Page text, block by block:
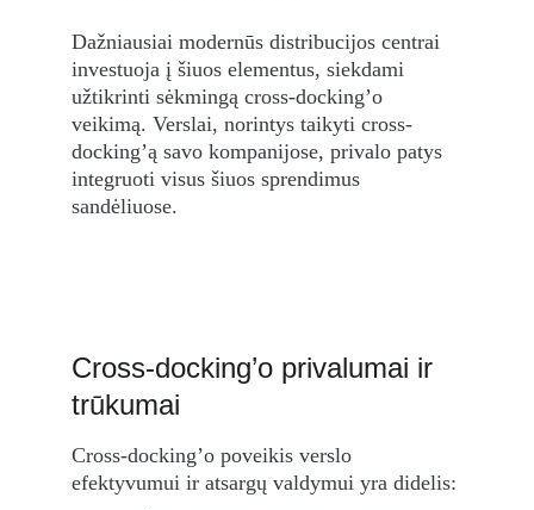
Dažniausiai modernūs distribucijos centrai
investuoja į šiuos elementus, siekdami
užtikrinti sėkmingą cross-docking’o
veikimą. Verslai, norintys taikyti cross-
docking’ą savo kompanijose, privalo patys
integruoti visus šiuos sprendimus
sandėliuose.
Cross-docking’o privalumai ir
trūkumai
Cross-docking’o poveikis verslo
efektyvumui ir atsargų valdymui yra didelis: